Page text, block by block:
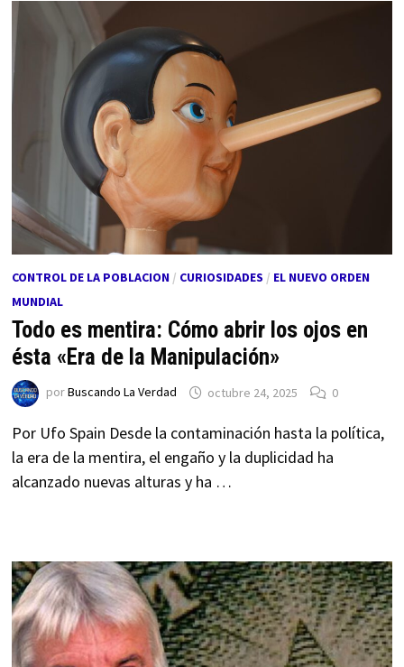
CONTROL DE LA POBLACION/ CURIOSIDADES / EL NUEVO ORDEN
MUNDIAL
Todo es mentira: Cómo abrir los ojos en
ésta «Era de la Manipulación»
porBuscando La Verdad octubre 24, 2025 0
Por Ufo Spain Desde la contaminación hasta la política,
la era de la mentira, el engaño y la duplicidad ha
alcanzado nuevas alturas y ha …